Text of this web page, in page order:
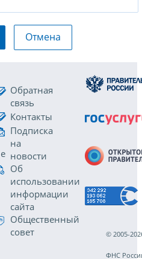
Отмена
Обратная
связь
Контакты
Подписка
на
новости
Об
использовании
информации
сайта
Общественный
совет
© 2005-
ФНС